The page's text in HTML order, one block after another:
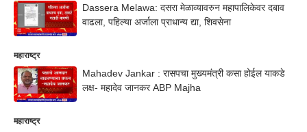
Dassera Melawa: दसरा मेळाव्यावरुन महापालिकेवर दबाव
वाढला, पहिल्या अर्जाला प्राधान्य द्या, शिवसेना
महाराष्ट्र
Mahadev Jankar : रासपचा मुख्यमंत्री कसा होईल याकडे
लक्ष- महादेव जानकर ABP Majha
महाराष्ट्र